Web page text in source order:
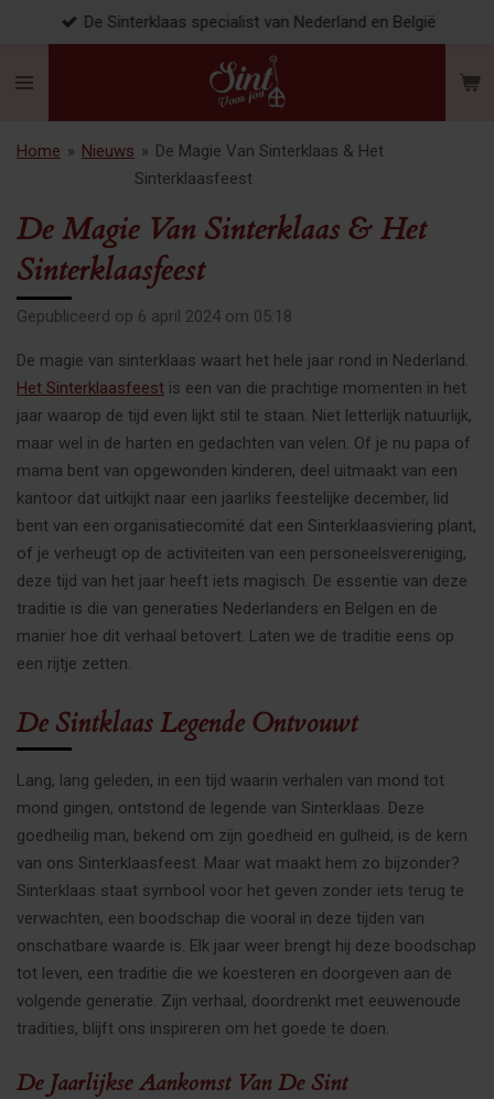
naar
De Sinterklaas specialist van Nederland en België
Home » Nieuws » De Magie Van Sinterklaas & Het
Sinterklaasfeest
De Magie Van Sinterklaas & Het
Sinterklaasfeest
Gepubliceerd op 6 april 2024 om 05:18
De magie van sinterklaas waart het hele jaar rond in Nederland.
Het Sinterklaasfeest is een van die prachtige momenten in het
jaar waarop de tijd even lijkt stil te staan. Niet letterlijk natuurlijk,
maar wel in de harten en gedachten van velen. Of je nu papa of
mama bent van opgewonden kinderen, deel uitmaakt van een
kantoor dat uitkijkt naar een jaarliks feestelijke december, lid
bent van een organisatiecomité dat een Sinterklaasviering plant,
of je verheugt op de activiteiten van een personeelsvereniging,
deze tijd van het jaar heeft iets magisch. De essentie van deze
traditie is die van generaties Nederlanders en Belgen en de
manier hoe dit verhaal betovert. Laten we de traditie eens op
een rijtje zetten.
De Sintklaas Legende Ontvouwt
Lang, lang geleden, in een tijd waarin verhalen van mond tot
mond gingen, ontstond de legende van Sinterklaas. Deze
goedheilig man, bekend om zijn goedheid en gulheid, is de kern
van ons Sinterklaasfeest. Maar wat maakt hem zo bijzonder?
Sinterklaas staat symbool voor het geven zonder iets terug te
verwachten, een boodschap die vooral in deze tijden van
onschatbare waarde is. Elk jaar weer brengt hij deze boodschap
tot leven, een traditie die we koesteren en doorgeven aan de
volgende generatie. Zijn verhaal, doordrenkt met eeuwenoude
tradities, blijft ons inspireren om het goede te doen.
De Jaarlijkse Aankomst Van De Sint